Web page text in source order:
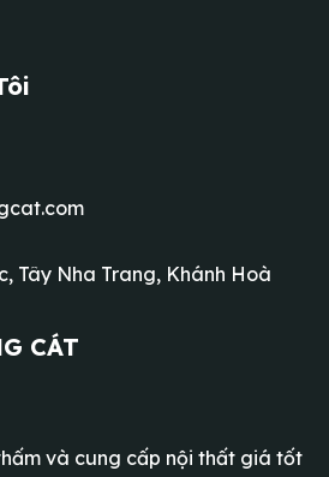
Tây Nha Trang, Khánh Hoà
CÁT
và cung cấp nội thất giá tốt